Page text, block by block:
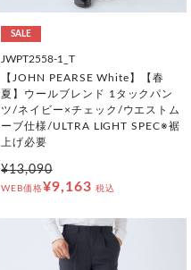
SALE
JWPT2558-1_T
【JOHN PEARSE White】【春
夏】ウールブレンド 1タックパン
ツ/ネイビー×チェック/ウエストム
ーブ仕様/ULTRA LIGHT SPEC※裾
上げ必要
¥13,090
WEB価格¥9,163 税込